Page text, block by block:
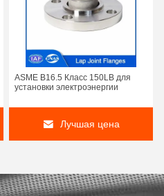
ASME B16.5 Класс 150LB для
установки электроэнергии
Лучшая цена